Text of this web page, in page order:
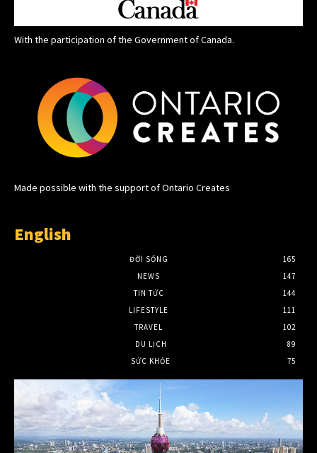
With the participation of the Government of Canada.
Made possible with the support of Ontario Creates
English
ĐỜI SỐNG
165
NEWS
147
TIN TỨC
144
LIFESTYLE
111
TRAVEL
102
DU LỊCH
89
SỨC KHỎE
75